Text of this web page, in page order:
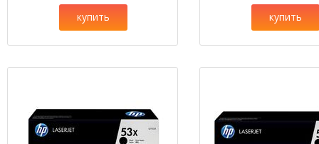
купить купить